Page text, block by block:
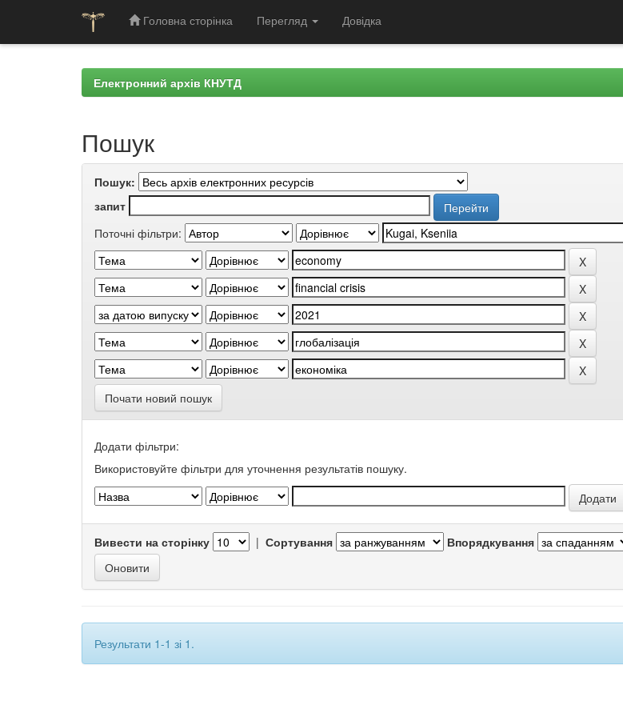
Головна сторінка Перегляд Довідка
Електронний архів КНУТД
Пошук
Пошук:
запит
Поточні фільтри:
Почати новий пошук
Додати фільтри:
Використовуйте фільтри для уточнення результатів пошуку.
Вивести на сторінку | Сортування Впорядкування
Результати 1-1 зі 1.